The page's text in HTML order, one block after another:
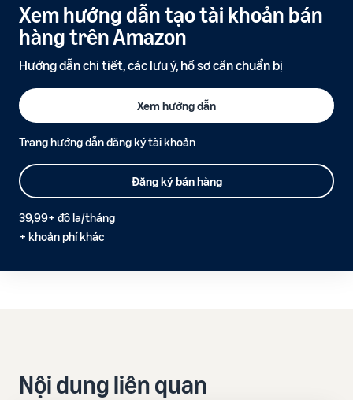
Xem hướng dẫn tạo tài khoản bán
hàng trên Amazon
Hướng dẫn chi tiết, các lưu ý, hồ sơ cần chuẩn bị
Xem hướng dẫn
Trang hướng dẫn đăng ký tài khoản
Đăng ký bán hàng
39,99+ đô la/tháng
+ khoản phí khác
Nội dung liên quan